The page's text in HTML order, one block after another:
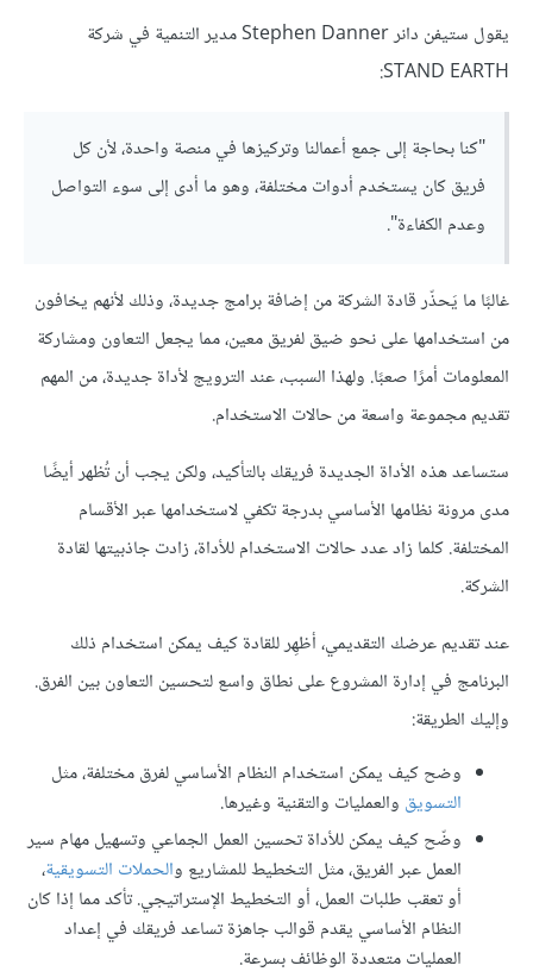
يقول ستيفن دانر Stephen Danner مدير التنمية في شركة
STAND EARTH:
"كنا بحاجة إلى جمع أعمالنا وتركيزها في منصة واحدة، لأن كل
فريق كان يستخدم أدوات مختلفة، وهو ما أدى إلى سوء التواصل
وعدم الكفاءة".
غالبًا ما يَحذّر قادة الشركة من إضافة برامج جديدة، وذلك لأنهم يخافون
من استخدامها على نحو ضيق لفريق معين، مما يجعل التعاون ومشاركة
المعلومات أمرًا صعبًا. ولهذا السبب، عند الترويج لأداة جديدة، من المهم
تقديم مجموعة واسعة من حالات الاستخدام.
ستساعد هذه الأداة الجديدة فريقك بالتأكيد، ولكن يجب أن تُظهر أيضًا
مدى مرونة نظامها الأساسي بدرجة تكفي لاستخدامها عبر الأقسام
المختلفة. كلما زاد عدد حالات الاستخدام للأداة، زادت جاذبيتها لقادة
الشركة.
عند تقديم عرضك التقديمي، أظهِر للقادة كيف يمكن استخدام ذلك
البرنامج في إدارة المشروع على نطاق واسع لتحسين التعاون بين الفرق.
وإليك الطريقة:
وضح كيف يمكن استخدام النظام الأساسي لفرق مختلفة، مثل
التسويق والعمليات والتقنية وغيرها.
وضّح كيف يمكن للأداة تحسين العمل الجماعي وتسهيل مهام سير
العمل عبر الفريق، مثل التخطيط للمشاريع والحملات التسويقية،
أو تعقب طلبات العمل، أو التخطيط الإستراتيجي. تأكد مما إذا كان
النظام الأساسي يقدم قوالب جاهزة تساعد فريقك في إعداد
العمليات متعددة الوظائف بسرعة.